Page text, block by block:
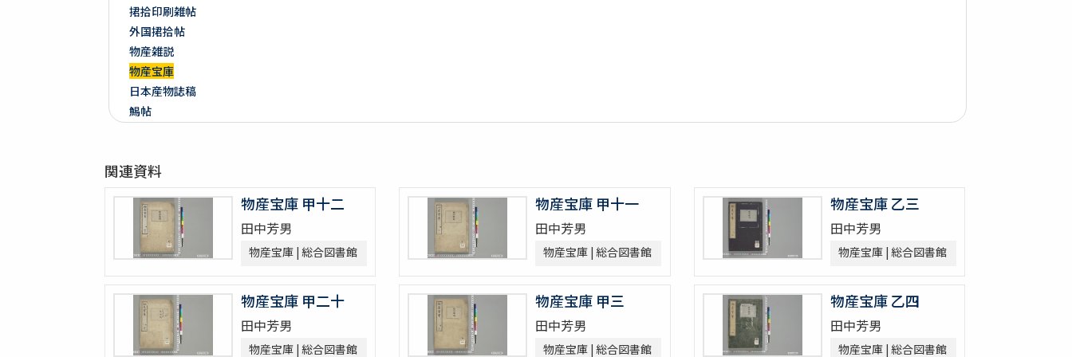
捃拾印刷雑帖
外国捃拾帖
物産雑説
物産宝庫
日本産物誌稿
鯣帖
教草
台湾帖
神都印刷帖附農業館掛図・絵
共進会並水産博覧会帖
繭絲織物陶漆器共進会帖
鳥類標本及寫眞圖
蟲譜 3巻
雀巣庵禽譜
隨観冩真 20巻 (存4巻)
関連資料
物産宝庫 甲十二
田中芳男
物産宝庫 | 総合図書館
物産宝庫 甲十一
田中芳男
物産宝庫 | 総合図書館
物産宝庫 乙三
田中芳男
物産宝庫 | 総合図書館
物産宝庫 甲二十
田中芳男
物産宝庫 | 総合図書館
物産宝庫 甲三
田中芳男
物産宝庫 | 総合図書館
物産宝庫 乙四
田中芳男
物産宝庫 | 総合図書館